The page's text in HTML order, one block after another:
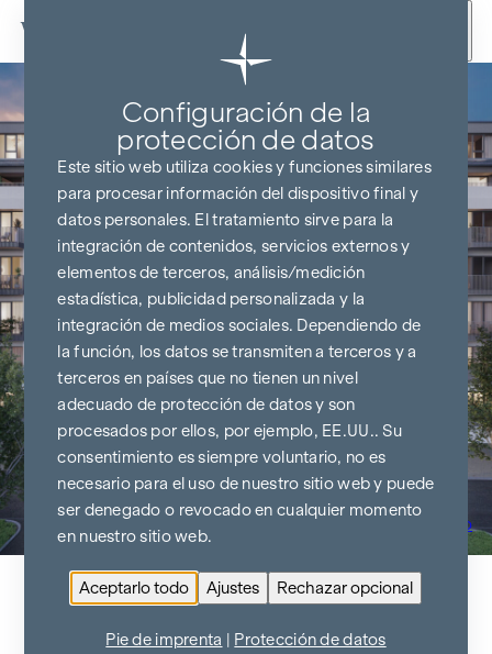
Ir al contenido
Ir al resumen del proyecto
THE ARIK
Configuración de la
protección de datos
Este sitio web utiliza cookies y funciones similares
para procesar información del dispositivo final y
datos personales. El tratamiento sirve para la
integración de contenidos, servicios externos y
elementos de terceros, análisis/medición
estadística, publicidad personalizada y la
integración de medios sociales. Dependiendo de
la función, los datos se transmiten a terceros y a
terceros en países que no tienen un nivel
adecuado de protección de datos y son
procesados por ellos, por ejemplo, EE.UU.. Su
consentimiento es siempre voluntario, no es
necesario para el uso de nuestro sitio web y puede
ser denegado o revocado en cualquier momento
en nuestro sitio web.
Aceptarlo todo Ajustes Rechazar opcional
Pie de imprenta Protección de datos